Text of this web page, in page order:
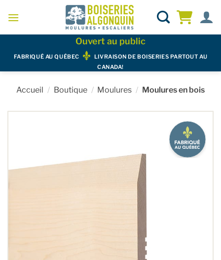
Ouvert au public
FABRIQUÉ AU QUÉBEC
LIVRAISON DE BOISERIES PARTOUT AU
CANADA!
Accueil / Boutique / Moulures / Moulures en bois